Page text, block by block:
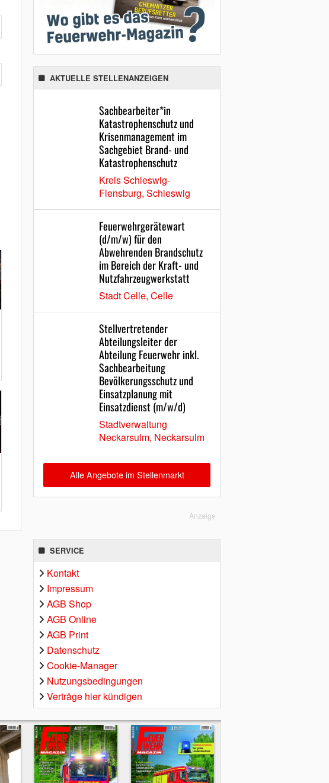
AKTUELLE STELLENANZEIGEN
Sachbearbeiter*in
Katastrophenschutz und
Krisenmanagement im
Sachgebiet Brand- und
Katastrophenschutz
Kreis Schleswig-
Flensburg, Schleswig
Feuerwehrgerätewart
(d/m/w) für den
Abwehrenden Brandschutz
im Bereich der Kraft- und
Nutzfahrzeugwerkstatt
Stadt Celle, Celle
Stellvertretender
Abteilungsleiter der
Abteilung Feuerwehr inkl.
Sachbearbeitung
Bevölkerungsschutz und
Einsatzplanung mit
Einsatzdienst (m/w/d)
Stadtverwaltung
Neckarsulm, Neckarsulm
Alle Angebote im Stellenmarkt
Anzeige
SERVICE
Kontakt
Impressum
AGB Shop
AGB Online
AGB Print
Datenschutz
Cookie-Manager
Nutzungsbedingungen
Verträge hier kündigen